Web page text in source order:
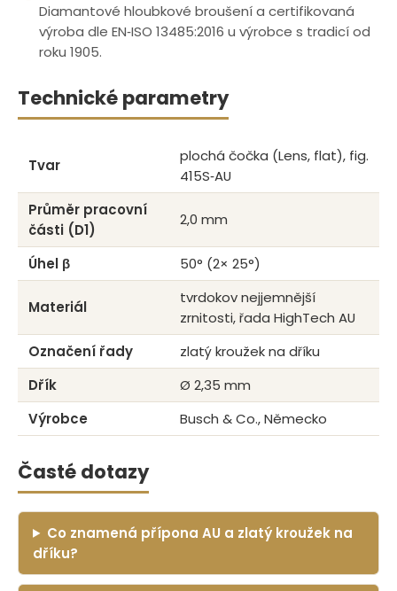
Diamantové hloubkové broušení a certifikovaná
výroba dle EN‑ISO 13485:2016 u výrobce s tradicí od
roku 1905.
Technické parametry
Tvar
plochá čočka (Lens, flat), fig.
415S‑AU
Průměr pracovní
části (D1)
2,0 mm
Úhel β 50° (2× 25°)
Materiál
tvrdokov nejjemnější
zrnitosti, řada HighTech AU
Označení řady
zlatý kroužek na dříku
Dřík
Ø 2,35 mm
Výrobce
Busch & Co., Německo
Časté dotazy
Co znamená přípona AU a zlatý kroužek na
dříku?